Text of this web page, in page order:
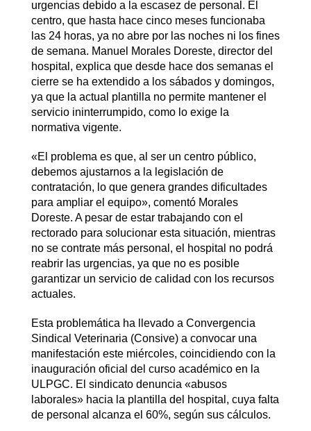
urgencias debido a la escasez de personal. El
centro, que hasta hace cinco meses funcionaba
las 24 horas, ya no abre por las noches ni los fines
de semana. Manuel Morales Doreste, director del
hospital, explica que desde hace dos semanas el
cierre se ha extendido a los sábados y domingos,
ya que la actual plantilla no permite mantener el
servicio ininterrumpido, como lo exige la
normativa vigente.
«El problema es que, al ser un centro público,
debemos ajustarnos a la legislación de
contratación, lo que genera grandes dificultades
para ampliar el equipo», comentó Morales
Doreste. A pesar de estar trabajando con el
rectorado para solucionar esta situación, mientras
no se contrate más personal, el hospital no podrá
reabrir las urgencias, ya que no es posible
garantizar un servicio de calidad con los recursos
actuales.
Esta problemática ha llevado a Convergencia
Sindical Veterinaria (Consive) a convocar una
manifestación este miércoles, coincidiendo con la
inauguración oficial del curso académico en la
ULPGC. El sindicato denuncia «abusos
laborales» hacia la plantilla del hospital, cuya falta
de personal alcanza el 60%, según sus cálculos.